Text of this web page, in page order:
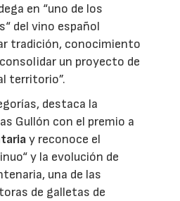
en “uno de los
del vino español
tradición, conocimiento
un proyecto de
territorio”.
destaca la
Gullón con el premio a
y reconoce el
y la evolución de
una de las
de galletas de